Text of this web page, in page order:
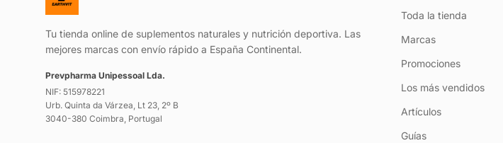
Tu tienda online de suplementos naturales y nutrición deportiva. Las
mejores marcas con envío rápido a España Continental.
Prevpharma Unipessoal Lda.
NIF: 515978221
Urb. Quinta da Várzea, Lt 23, 2º B
3040-380 Coimbra, Portugal
Toda la tienda
Marcas
Promociones
Los más vendidos
Artículos
Guías